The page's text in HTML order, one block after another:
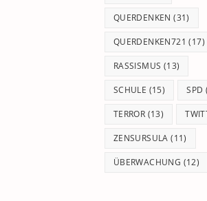
QUERDENKEN (31)
QUERDENKEN721 (17)
RASSISMUS (13)
SCHULE (15) SPD
TERROR (13)
ZENSURSULA (11)
ÜBERWACHUNG (12)